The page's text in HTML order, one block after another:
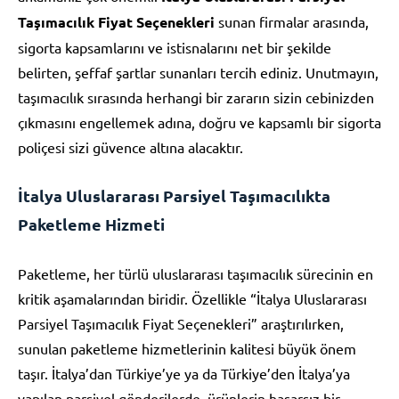
Taşımacılık Fiyat Seçenekleri sunan firmalar arasında,
sigorta kapsamlarını ve istisnalarını net bir şekilde
belirten, şeffaf şartlar sunanları tercih ediniz. Unutmayın,
taşımacılık sırasında herhangi bir zararın sizin cebinizden
çıkmasını engellemek adına, doğru ve kapsamlı bir sigorta
poliçesi sizi güvence altına alacaktır.
İtalya Uluslararası Parsiyel Taşımacılıkta
Paketleme Hizmeti
Paketleme, her türlü uluslararası taşımacılık sürecinin en
kritik aşamalarından biridir. Özellikle “İtalya Uluslararası
Parsiyel Taşımacılık Fiyat Seçenekleri” araştırılırken,
sunulan paketleme hizmetlerinin kalitesi büyük önem
taşır. İtalya’dan Türkiye’ye ya da Türkiye’den İtalya’ya